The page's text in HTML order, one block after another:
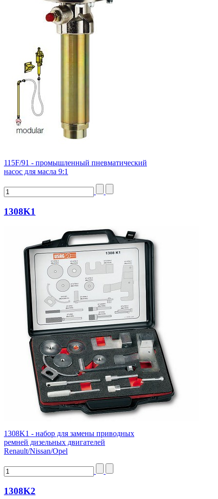
115F/91 - промышленный пневматический
насос для масла 9:1
1308K1
1308K1 - набор для замены приводных
ремней дизельных двигателей
Renault/Nissan/Opel
1308K2